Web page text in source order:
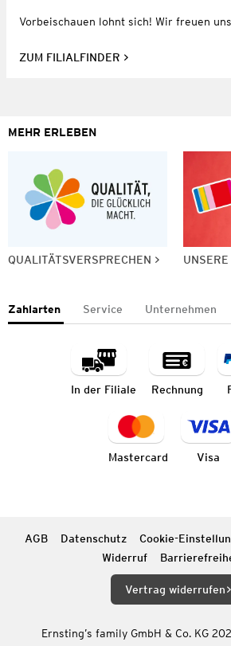
Vorbeischauen lohnt sich! Wir freuen
ZUM FILIALFINDER
MEHR ERLEBEN
QUALITÄTSVERSPRECHEN
Zahlarten Service Unternehmen
In der Filiale Rechnung
Mastercard Visa
AGB Datenschutz Cookie-
Widerruf
Vertrag widerrufen
Ernsting’s family GmbH & Co. KG